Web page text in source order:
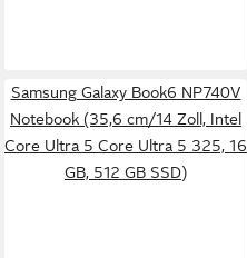
Samsung Galaxy Book6 NP740V
Notebook (35,6 cm/14 Zoll, Intel
Core Ultra 5 Core Ultra 5 325, 16
GB, 512 GB SSD)